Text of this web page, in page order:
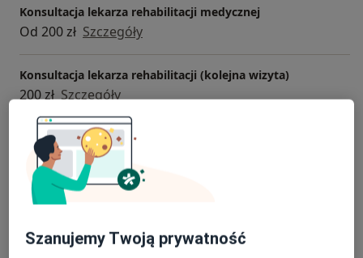
Konsultacja lekarza rehabilitacji medycznej
Od 200 zł Szczegóły
Konsultacja lekarza rehabilitacji (kolejna wizyta)
200 zł Szczegóły
Konsultacja lekarza rehabilitacji (pierwsza wizyta)
200 zł Szczegóły
Konsultacja lekarza rehabilitacji medycznej (kolejna
200 zł Szczegóły
Szanujemy Twoją prywatność